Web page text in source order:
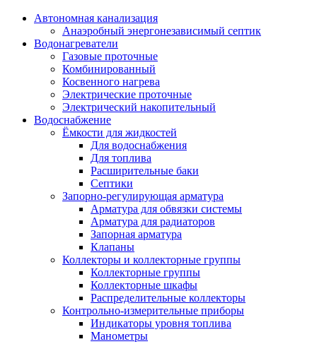
Автономная канализация
Анаэробный энергонезависимый септик
Водонагреватели
Газовые проточные
Комбинированный
Косвенного нагрева
Электрические проточные
Электрический накопительный
Водоснабжение
Ёмкости для жидкостей
Для водоснабжения
Для топлива
Расширительные баки
Септики
Запорно-регулирующая арматура
Арматура для обвязки системы
Арматура для радиаторов
Запорная арматура
Клапаны
Коллекторы и коллекторные группы
Коллекторные группы
Коллекторные шкафы
Распределительные коллекторы
Контрольно-измерительные приборы
Индикаторы уровня топлива
Манометры